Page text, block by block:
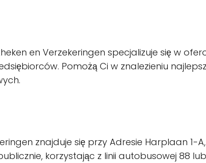
en Verzekeringen specjalizuje się w
Pomożą Ci w znalezieniu
znajduje się przy Adresie Harplaan 1-
korzystając z linii autobusowej 88